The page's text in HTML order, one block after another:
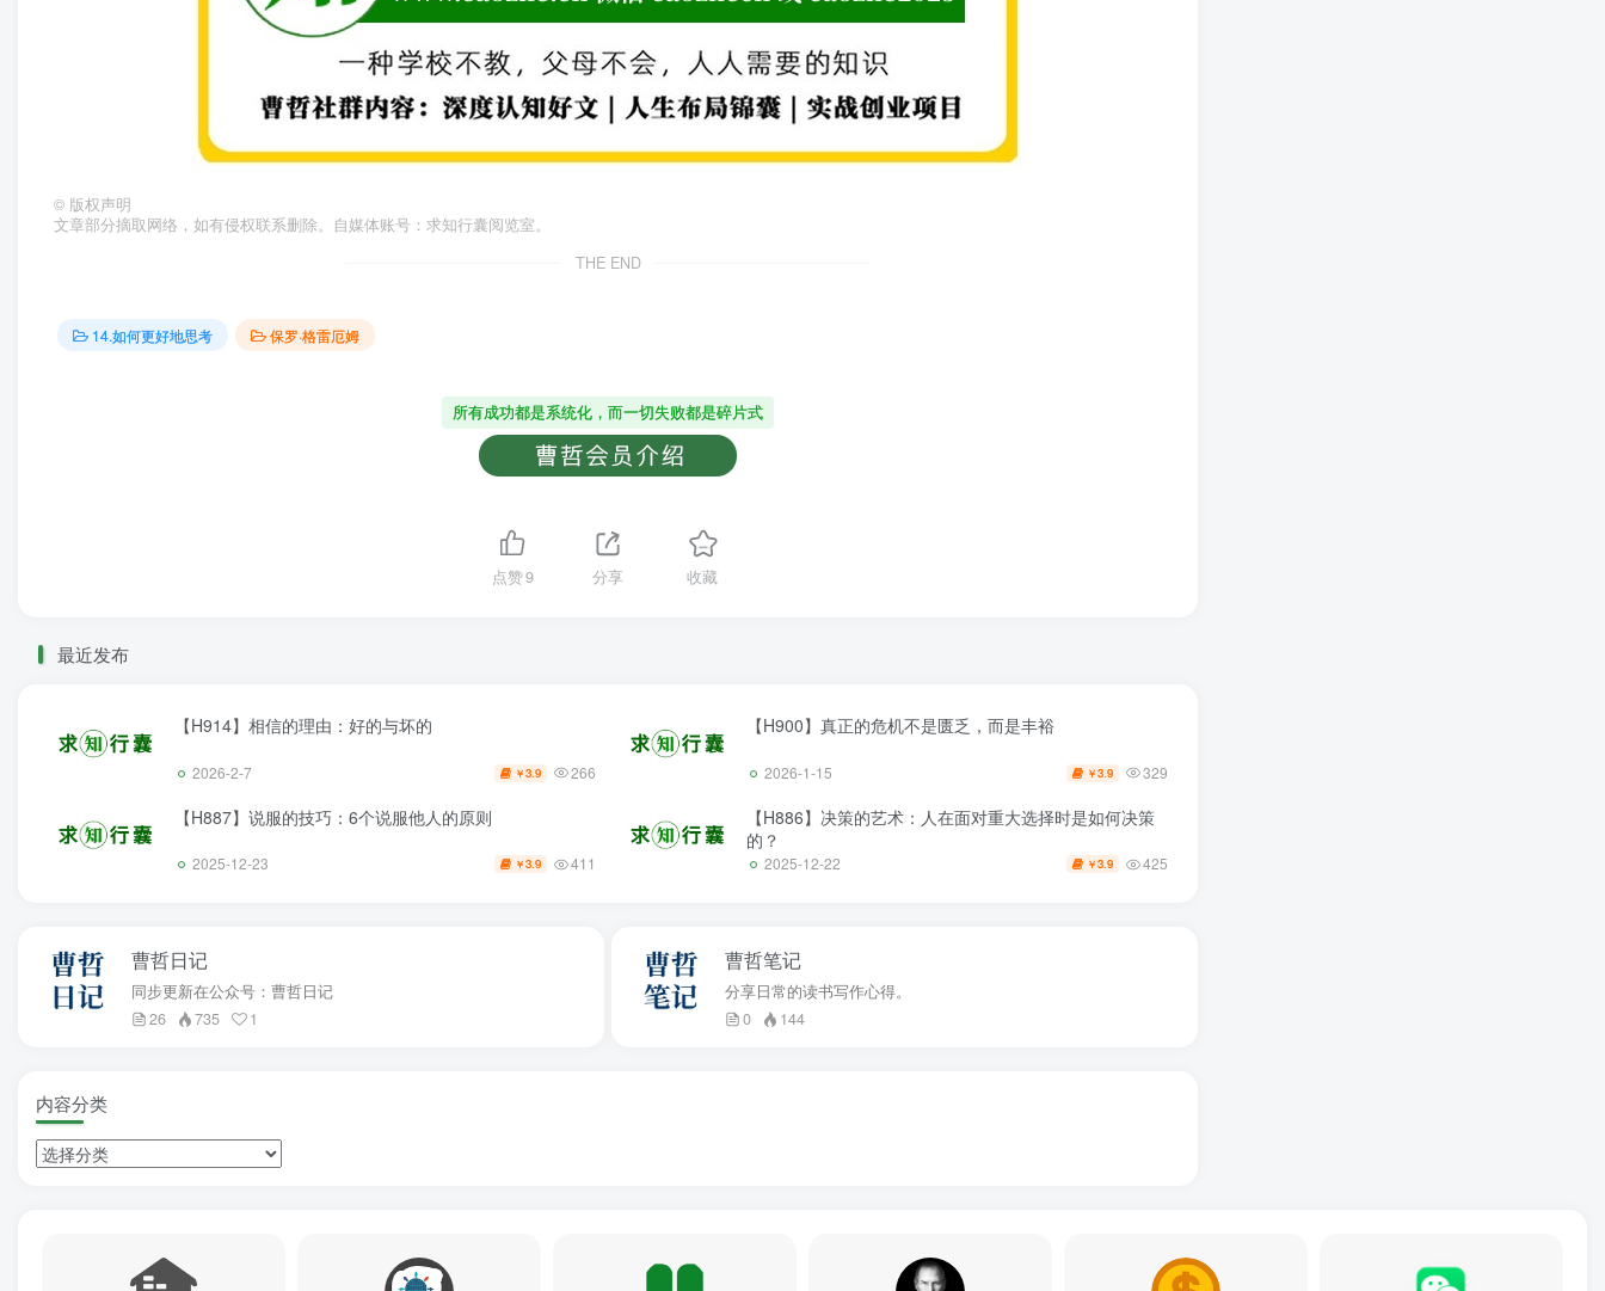
© 版权声明
文章部分摘取网络，如有侵权联系删除。自媒体账号：求知行囊阅览室。
THE END
14.如何更好地思考 保罗·格雷厄姆
所有成功都是系统化，而一切失败都是碎片式
点赞9 分享 收藏
最近发布
【H914】相信的理由：好的与坏的
2026-2-7 ￥3.9 266
【H900】真正的危机不是匮乏，而是丰裕
2026-1-15 ￥3.9 329
【H887】说服的技巧：6个说服他人的原则
2025-12-23 ￥3.9 411
【H886】决策的艺术：人在面对重大选择时是如何决策
的？
2025-12-22 ￥3.9 425
曹哲日记
同步更新在公众号：曹哲日记
26
735 1
曹哲笔记
分享日常的读书写作心得。
0
144
内容分类